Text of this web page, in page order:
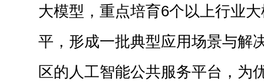
大模型，重点培育6个以上行业
平，形成一批典型应用场景与解
区的人工智能公共服务平台，为